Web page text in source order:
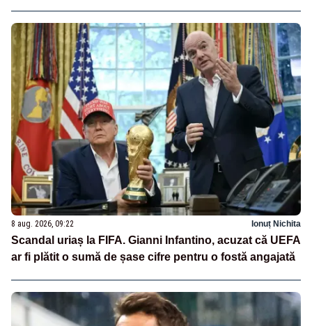
8 aug. 2026, 09:22 Ionuț Nichita
Scandal uriaș la FIFA. Gianni Infantino, acuzat că UEFA
ar fi plătit o sumă de șase cifre pentru o fostă angajată